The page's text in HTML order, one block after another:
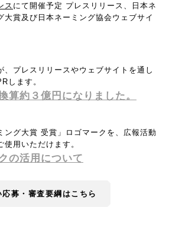
ス にて開催予定 プレスリリース、日本ネ
大賞及び日本ネーミング協会ウェブサイ
、プレスリリースやウェブサイトを通し
します。
算約３億円になりました。
ング大賞 受賞」ロゴマークを、広報活動
用いただけます。
の活用について
応募・審査要綱はこちら